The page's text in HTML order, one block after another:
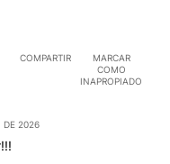
COMPARTIR
MARCAR
COMO
INAPROPIADO
DE 2026